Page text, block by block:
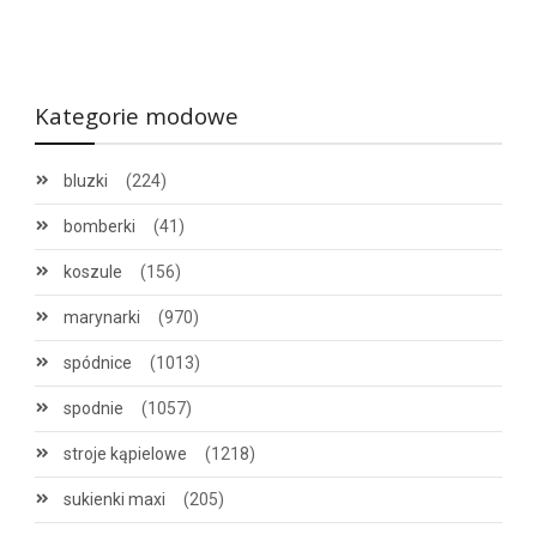
Kategorie modowe
bluzki (224)
bomberki (41)
koszule (156)
marynarki (970)
spódnice (1013)
spodnie (1057)
stroje kąpielowe (1218)
sukienki maxi (205)